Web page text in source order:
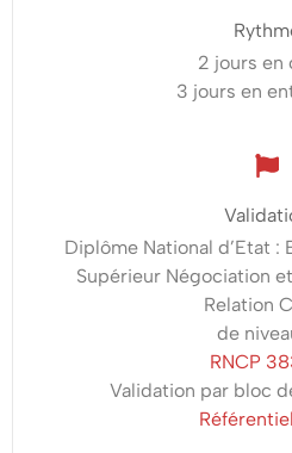
Quels
2 jours en
3 jours en
Diplôme National d’Etat :
Supérieur Négociation
Relation
de
RNCP
Validation par bloc